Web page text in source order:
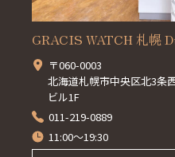
GRACIS WATCH 札幌
〒060-0003
北海道札幌市中央区北3条
ビル1F
011-219-0889
11:00～19:30